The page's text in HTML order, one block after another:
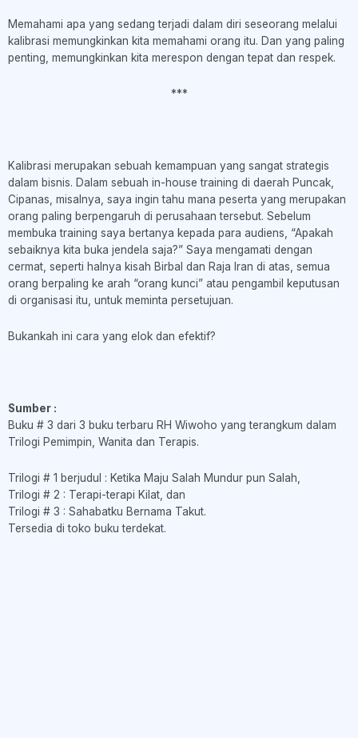
Memahami apa yang sedang terjadi dalam diri seseorang melalui
kalibrasi memungkinkan kita memahami orang itu. Dan yang paling
penting, memungkinkan kita merespon dengan tepat dan respek.
***
Kalibrasi merupakan sebuah kemampuan yang sangat strategis
dalam bisnis. Dalam sebuah in-house training di daerah Puncak,
Cipanas, misalnya, saya ingin tahu mana peserta yang merupakan
orang paling berpengaruh di perusahaan tersebut. Sebelum
membuka training saya bertanya kepada para audiens, “Apakah
sebaiknya kita buka jendela saja?” Saya mengamati dengan
cermat, seperti halnya kisah Birbal dan Raja Iran di atas, semua
orang berpaling ke arah “orang kunci” atau pengambil keputusan
di organisasi itu, untuk meminta persetujuan.
Bukankah ini cara yang elok dan efektif?
Sumber :
Buku # 3 dari 3 buku terbaru RH Wiwoho yang terangkum dalam
Trilogi Pemimpin, Wanita dan Terapis.
Trilogi # 1 berjudul : Ketika Maju Salah Mundur pun Salah,
Trilogi # 2 : Terapi-terapi Kilat, dan
Trilogi # 3 : Sahabatku Bernama Takut.
Tersedia di toko buku terdekat.